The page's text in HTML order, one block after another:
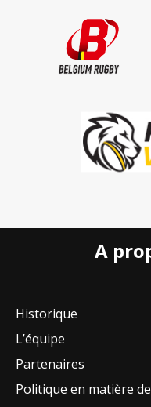
A
Historique
L’équipe
Partenaires
Politique en matière